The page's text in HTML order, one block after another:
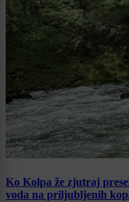
Ko Kolpa že zjutraj
voda na priljubljenih